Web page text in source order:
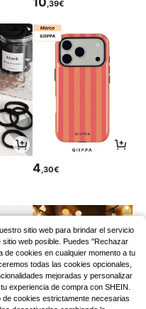
,39€
4 ,30€
sitio web para brindar el servicio
web posible. Puedes "Rechazar
de cookies en cualquier momento a tu
todas las cookies opcionales,
mejoradas y personalizar
experiencia de compra con SHEIN.
cookies estrictamente necesarias